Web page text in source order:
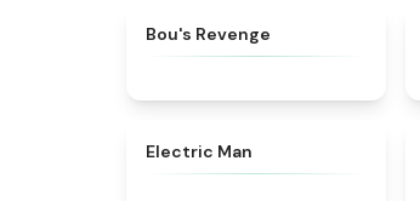
Bou's Revenge
Electric Man